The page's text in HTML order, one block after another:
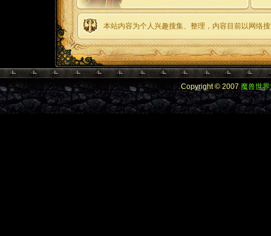
本站内容为个人兴趣搜集、整理，内容目前以网络
Copyright © 2007魔兽世